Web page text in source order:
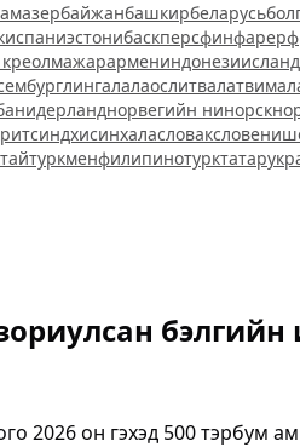
азербайжанбашкирбеларусь
испаниэстонибаскперсфинфарер
мажарармениндонезиисланд
лингалалаослитвалатви
нидерланднорвегийн нинорск
синдхисинхаласловаксловени
тайтуркменфилипинотурктатар
2026 он гэхэд 500 тэрбум